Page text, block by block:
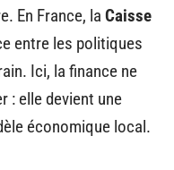
En France, la Caisse
entre les politiques
Ici, la finance ne
: elle devient une
économique local.